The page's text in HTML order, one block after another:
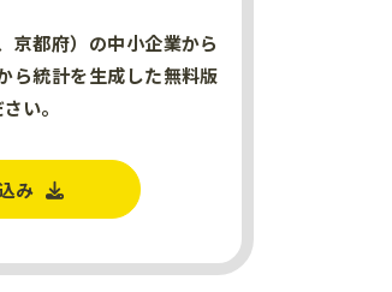
京都府）の中小企業から
ら統計を生成した無料版
い。
み